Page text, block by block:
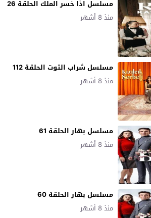
مسلسل اذا خسر الملك الحلقة 26
منذ 8 أشهر
مسلسل شراب التوت الحلقة 112
منذ 8 أشهر
مسلسل بهار الحلقة 61
منذ 8 أشهر
مسلسل بهار الحلقة 60
منذ 8 أشهر